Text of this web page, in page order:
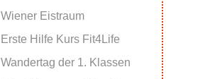
Wiener Eistraum
Erste Hilfe Kurs Fit4Life
Wandertag der 1. Klassen